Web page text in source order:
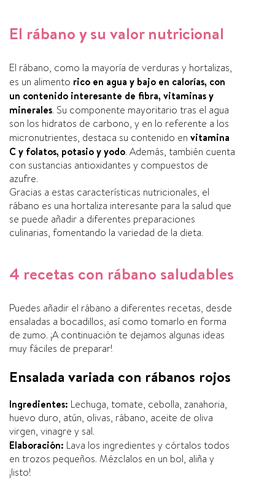
El rábano y su valor nutricional
El rábano, como la mayorí­a de verduras y hortalizas,
es un alimento rico en agua y bajo en calorí­as, con
un contenido interesante de fibra, vitaminas y
minerales. Su componente mayoritario tras el agua
son los hidratos de carbono, y en lo referente a los
micronutrientes, destaca su contenido en vitamina
C y folatos, potasio y yodo. Además, también cuenta
con sustancias antioxidantes y compuestos de
azufre.
Gracias a estas caracterí­sticas nutricionales, el
rábano es una hortaliza interesante para la salud que
se puede añadir a diferentes preparaciones
culinarias, fomentando la variedad de la dieta.
4 recetas con rábano saludables
Puedes añadir el rábano a diferentes recetas, desde
ensaladas a bocadillos, así­ como tomarlo en forma
de zumo. ¡A continuación te dejamos algunas ideas
muy fáciles de preparar!
Ensalada variada con rábanos rojos
Ingredientes: Lechuga, tomate, cebolla, zanahoria,
huevo duro, atún, olivas, rábano, aceite de oliva
virgen, vinagre y sal.
Elaboración: Lava los ingredientes y córtalos todos
en trozos pequeños. Mézclalos en un bol, aliña y
¡listo!